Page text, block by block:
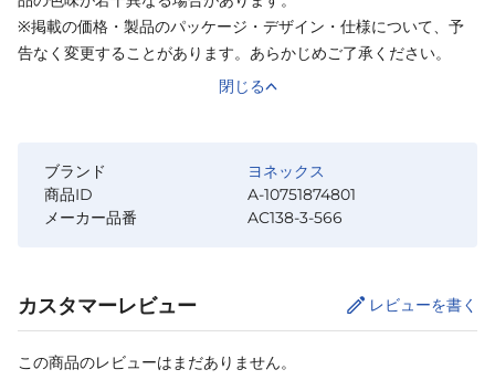
※掲載の価格・製品のパッケージ・デザイン・仕様について、予
告なく変更することがあります。あらかじめご了承ください。
閉じる
ブランド
ヨネックス
商品ID
A-10751874801
メーカー品番
AC138-3-566
カスタマーレビュー レビューを書く
この商品のレビューはまだありません。